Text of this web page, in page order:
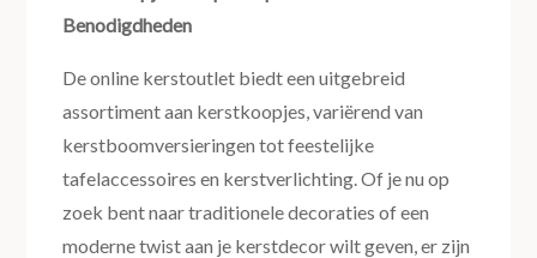
Benodigdheden
De online kerstoutlet biedt een uitgebreid
assortiment aan kerstkoopjes, variërend van
kerstboomversieringen tot feestelijke
tafelaccessoires en kerstverlichting. Of je nu op
zoek bent naar traditionele decoraties of een
moderne twist aan je kerstdecor wilt geven, er zijn